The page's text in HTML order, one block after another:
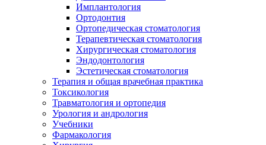
Имплантология
Ортодонтия
Ортопедическая стоматология
Терапевтическая стоматология
Хирургическая стоматология
Эндодонтология
Эстетическая стоматология
Терапия и общая врачебная практика
Токсикология
Травматология и ортопедия
Урология и андрология
Учебники
Фармакология